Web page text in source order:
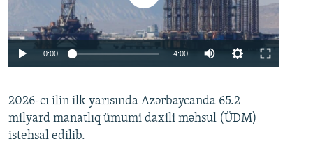
Auto 240p 360p 480p
0:00 4:00
360p
480p
2026-cı ilin ilk yarısında Azərbaycanda 65.2
milyard manatlıq ümumi daxili məhsul (ÜDM)
istehsal edilib.